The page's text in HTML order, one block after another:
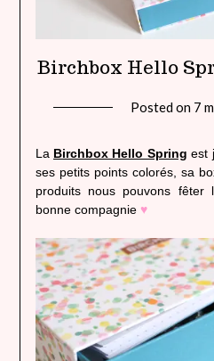
Birchbox Hello
Posted on 7
La Birchbox Hello Spring est
ses petits points colorés, sa
produits nous pouvons fêter
bonne compagnie ♥